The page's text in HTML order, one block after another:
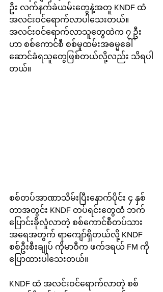
ဦး လက်နက်ခဲယမ်းတွေနဲ့အတူ KNDF ထံ
အလင်းဝင်ရောက်လာပါသေးတယ်။
အလင်းဝင်ရောက်လာသူတွေထဲက ၇ ဦး
ဟာ စစ်ကောင်စီ စစ်မှုထမ်းအဓမ္မခေါ်
ဆောင်ခံရသူတွေဖြစ်တယ်လို့လည်း သိရပါ
တယ်။
စစ်တပ်အာဏာသိမ်းပြီးနောက်ပိုင်း ၄ နှစ်
တာအတွင်း KNDF တပ်ရင်းတွေထံ ဘက်
ပြောင်းခိုလှုံလာတဲ့ စစ်ကောင်စီတပ်သား
အရေအတွက် ရာကျော်ရှိတယ်လို့ KNDF
စစ်ဦးစီးချုပ် ကိုမာဝီက ဖက်ဒရယ် FM ကို
ပြောထားပါသေးတယ်။
KNDF ထံ အလင်းဝင်ရောက်လာတဲ့ စစ်